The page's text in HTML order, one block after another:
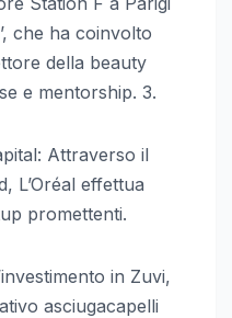
che ha coinvolto
della beauty
e mentorship. 3.
Attraverso il
L’Oréal effettua
promettenti.
in Zuvi,
asciugacapelli